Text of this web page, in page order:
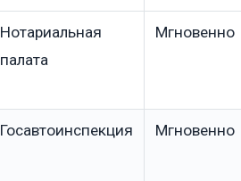
Нотариальная
палата
Мгновенно
Госавтоинспекция Мгновенно